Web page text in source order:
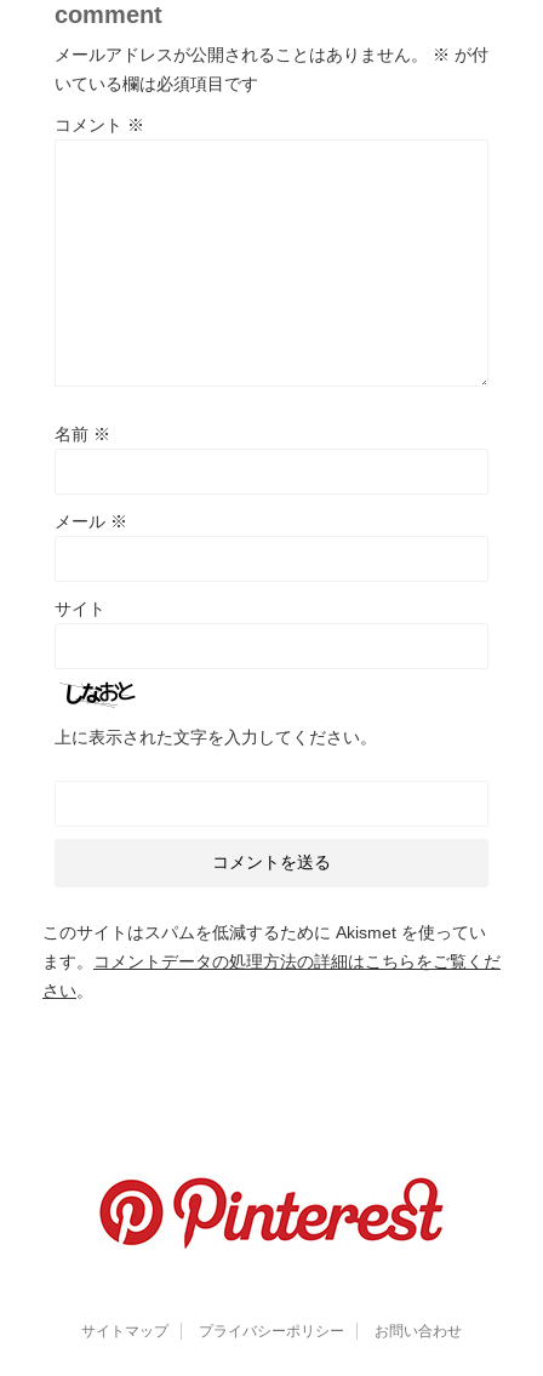
comment
メールアドレスが公開されることはありません。 ※ が付
いている欄は必須項目です
コメント ※
名前 ※
メール ※
サイト
上に表示された文字を入力してください。
このサイトはスパムを低減するために Akismet を使ってい
ます。
コメントデータの処理方法の詳細はこちらをご覧くだ
さい。
サイトマップ プライバシーポリシー お問い合わせ